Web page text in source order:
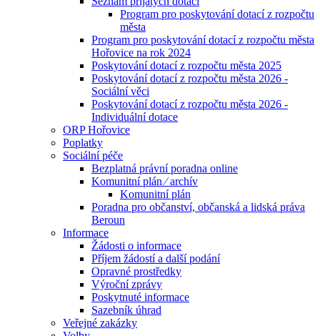
Program pro poskytování dotací z rozpočtu
města
Program pro poskytování dotací z rozpočtu města
Hořovice na rok 2024
Poskytování dotací z rozpočtu města 2025
Poskytování dotací z rozpočtu města 2026 -
Sociální věci
Poskytování dotací z rozpočtu města 2026 -
Individuální dotace
ORP Hořovice
Poplatky
Sociální péče
Bezplatná právní poradna online
Komunitní plán ⁄ archív
Komunitní plán
Poradna pro občanství, občanská a lidská práva
Beroun
Informace
Žádosti o informace
Příjem žádostí a další podání
Opravné prostředky
Výroční zprávy
Poskytnuté informace
Sazebník úhrad
Veřejné zakázky